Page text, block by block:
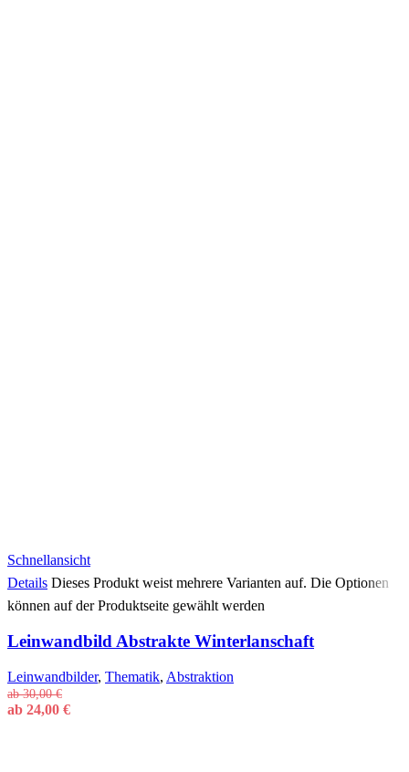
Schnellansicht
Details Dieses Produkt weist mehrere Varianten auf. Die Optionen
können auf der Produktseite gewählt werden
Leinwandbild Abstrakte Winterlanschaft
Leinwandbilder, Thematik, Abstraktion
ab30,00€
ab 24,00 €